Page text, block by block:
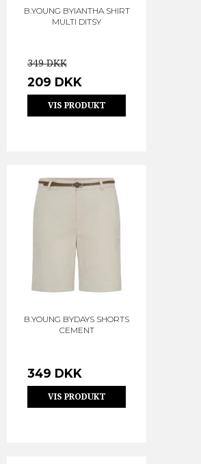
B.YOUNG BYIANTHA SHIRT
MULTI DITSY
349 DKK
209 DKK
VIS PRODUKT
B.YOUNG BYDAYS SHORTS
CEMENT
349 DKK
VIS PRODUKT